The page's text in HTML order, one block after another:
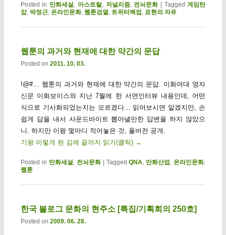
Posted in 만화세설 아스트랄, 저널리즘, 전뇌문화 | Tagged 게임탄
압, 박정근, 온라인문화, 웹툰검열 트위터백업 표현의 자유
웹툰의 과거와 현재에 대한 약간의 문답
Posted on 2011. 10. 03.
!@#… 웹툰의 과거와 현재에 대한 약간의 문답. 이화여대 영자
신문 이화보이스와 지난 7월에 한 서면인터뷰 내용인데, 어떤
식으로 기사화되었는지는 모르겠다… 읽어보시면 알겠지만, 손
쉽게 답을 내서 사운드바이트 뽑아낼만한 답변을 하지 않았으
니. 하지만 이왕 몇마디 적어놓은 것, 풀버전 공개.
기왕 이렇게 된 김에 끝까지 읽기(클릭) →
Posted in 만화세설, 전뇌문화 Tagged QNA, 만화산업 ,온라인문화,
웹툰
한국 블로그 문화의 현주소 [특집/기획회의 250호]
Posted on 2009. 06. 28.